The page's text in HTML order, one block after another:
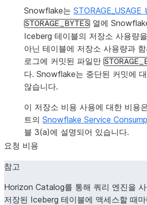
Snowflake는 STORAGE_USAGE
STORAGE_BYTES 열에
Iceberg 테이블의 저장소 사용량
아닌 테이블에 저장소 사용량과
로그에 커밋된 파일만
다. Snowflake는 중단된 커밋에
않습니다.
이 저장소 비용 사용에 대한 비용
트의 Snowflake Service
블 3(a)에 설명되어 있습니다.
요청 비용
참고
Horizon Catalog를 통해 쿼리 엔진을
저장된 Iceberg 테이블에 액세스할 때